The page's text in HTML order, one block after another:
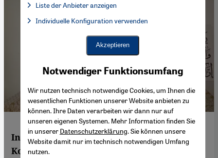
In Europas erster Frauenmoschee in
Kopenhagen finden regelmäßig
Notwendiger Funktionsumfang
Wir nutzen technisch notwendige Cookies, um Ihnen die
wesentlichen Funktionen unserer Website anbieten zu
können. Ihre Daten verarbeiten wir dann nur auf
unseren eigenen Systemen. Mehr Information finden Sie
in unserer Datenschutzerklärung. Sie können unsere
Website damit nur im technisch notwendigen Umfang
nutzen.
Liste der Anbieter anzeigen
Facebook Embed / Facebook Connect, Google Maps Embed,
Facebook Embed / Facebook Connect
Google Maps Embed
Individuelle Konfiguration verwenden
Akzeptieren